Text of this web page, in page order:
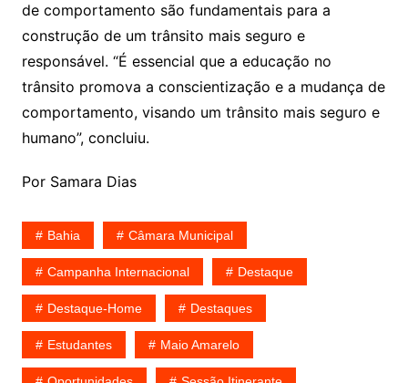
de comportamento são fundamentais para a
construção de um trânsito mais seguro e
responsável. “É essencial que a educação no
trânsito promova a conscientização e a mudança de
comportamento, visando um trânsito mais seguro e
humano”, concluiu.
Por Samara Dias
Bahia Câmara Municipal
Campanha Internacional Destaque
Destaque-Home Destaques
Estudantes Maio Amarelo